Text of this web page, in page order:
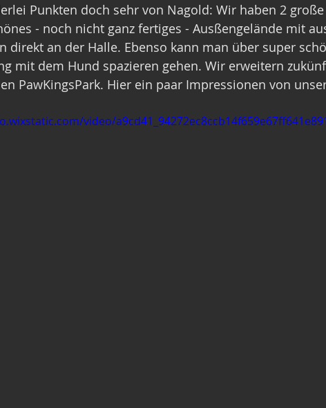
Punkten doch sehr von Nagold: Wir haben 2
- noch nicht ganz fertiges - Ausßengelände mit
direkt an der Halle. Ebenso kann man über super
mit dem Hund spazieren gehen. Wir erweitern
PawKingsPark. Hier ein paar Impressionen von
video/